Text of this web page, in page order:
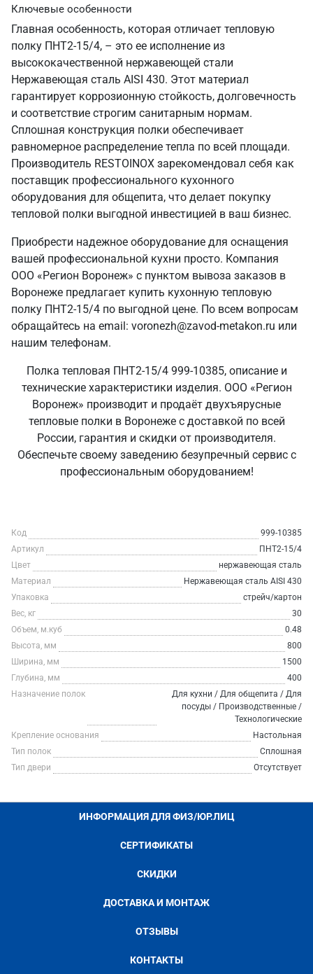
Ключевые особенности
Главная особенность, которая отличает тепловую
полку ПНТ2-15/4, – это ее исполнение из
высококачественной нержавеющей стали
Нержавеющая сталь AISI 430. Этот материал
гарантирует коррозионную стойкость, долговечность
и соответствие строгим санитарным нормам.
Сплошная конструкция полки обеспечивает
равномерное распределение тепла по всей площади.
Производитель RESTOINOX зарекомендовал себя как
поставщик профессионального кухонного
оборудования для общепита, что делает покупку
тепловой полки выгодной инвестицией в ваш бизнес.
Приобрести надежное оборудование для оснащения
вашей профессиональной кухни просто. Компания
ООО «Регион Воронеж» с пунктом вывоза заказов в
Воронеже предлагает купить кухонную тепловую
полку ПНТ2-15/4 по выгодной цене. По всем вопросам
обращайтесь на email: voronezh@zavod-metakon.ru или
нашим телефонам.
Полка тепловая ПНТ2-15/4 999-10385, описание и
технические характеристики изделия. ООО «Регион
Воронеж» производит и продаёт двухъярусные
тепловые полки в Воронеже с доставкой по всей
России, гарантия и скидки от производителя.
Обеспечьте своему заведению безупречный сервис с
профессиональным оборудованием!
Код
999-10385
Артикул
ПНТ2-15/4
Цвет
нержавеющая сталь
Материал
Нержавеющая сталь AISI 430
Упаковка
стрейч/картон
Вес, кг
30
Объем, м.куб
0.48
Высота, мм
800
Ширина, мм
1500
Глубина, мм
400
Назначение полок
Для кухни / Для общепита / Для
посуды / Производственные /
Технологические
Крепление основания
Настольная
Тип полок
Сплошная
Тип двери
Отсутствует
ИНФОРМАЦИЯ ДЛЯ ФИЗ/ЮР.ЛИЦ
СЕРТИФИКАТЫ
СКИДКИ
ДОСТАВКА И МОНТАЖ
ОТЗЫВЫ
КОНТАКТЫ